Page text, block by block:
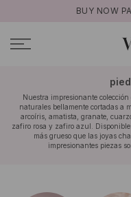
contenido
BUY NOW
Nuestra impresionante
naturales bellamente cortadas a
arcoíris, amatista, granate,
zafiro rosa y zafiro azul.
más grueso que las joyas
impresionantes piezas